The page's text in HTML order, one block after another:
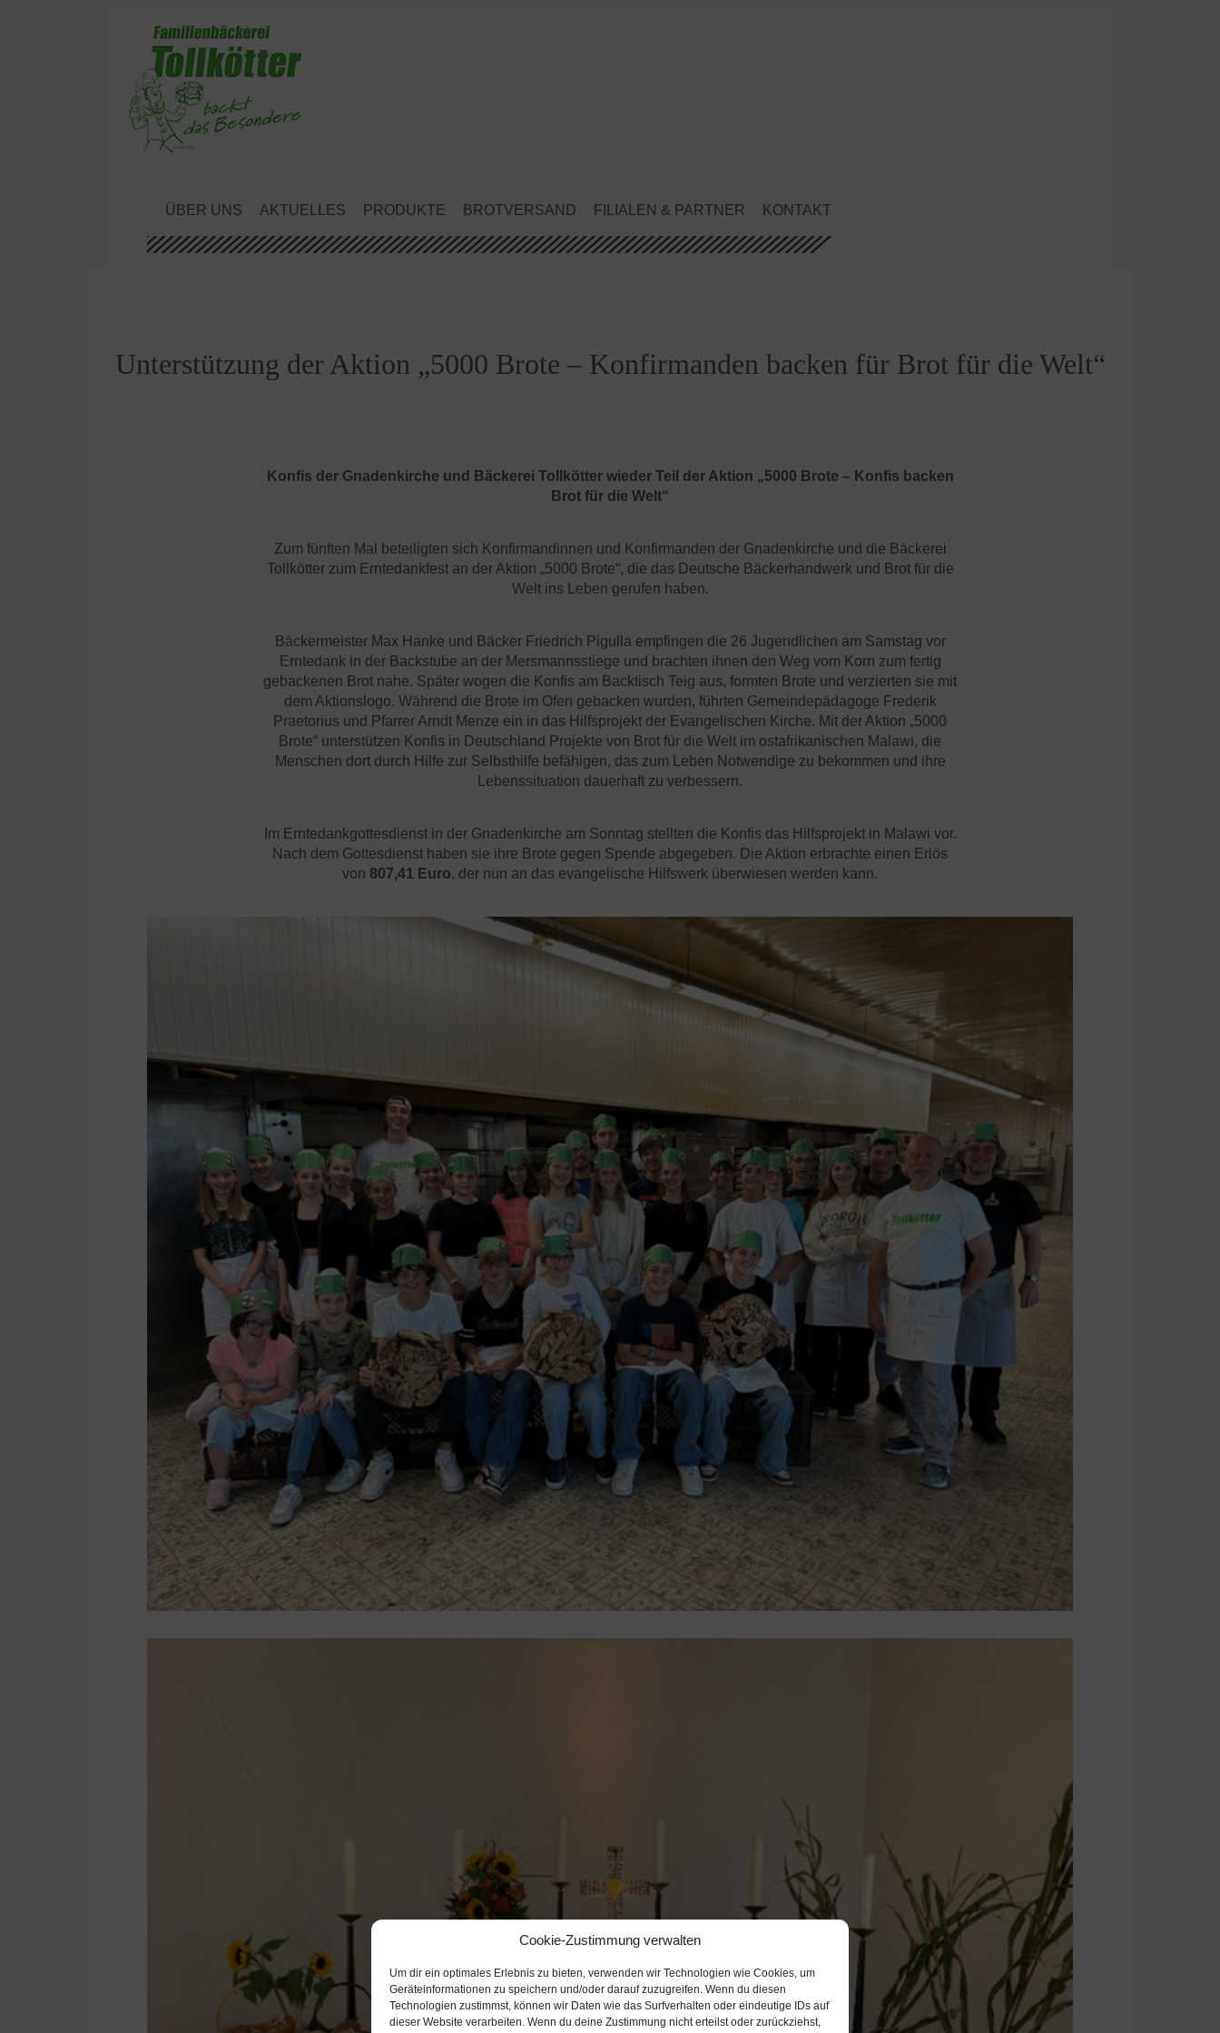
Cookie-Zustimmung verwalten
Um dir ein optimales Erlebnis zu bieten, verwenden wir Technologien wie Cookies, um
Geräteinformationen zu speichern und/oder darauf zuzugreifen. Wenn du diesen
Technologien zustimmst, können wir Daten wie das Surfverhalten oder eindeutige IDs auf
dieser Website verarbeiten. Wenn du deine Zustimmung nicht erteilst oder zurückziehst,
ÜBER UNS AKTUELLES PRODUKTE BROTVERSAND FILIALEN & PARTNER KONTAKT
Unterstützung der Aktion „5000 Brote – Konfirmanden backen für Brot für die Welt“
Konfis der Gnadenkirche und Bäckerei Tollkötter wieder Teil der Aktion „5000 Brote – Konfis backen
Brot für die Welt“
Zum fünften Mal beteiligten sich Konfirmandinnen und Konfirmanden der Gnadenkirche und die Bäckerei
Tollkötter zum Erntedankfest an der Aktion „5000 Brote“, die das Deutsche Bäckerhandwerk und Brot für die
Welt ins Leben gerufen haben.
Bäckermeister Max Hanke und Bäcker Friedrich Pigulla empfingen die 26 Jugendlichen am Samstag vor
Erntedank in der Backstube an der Mersmannsstiege und brachten ihnen den Weg vom Korn zum fertig
gebackenen Brot nahe. Später wogen die Konfis am Backtisch Teig aus, formten Brote und verzierten sie mit
dem Aktionslogo. Während die Brote im Ofen gebacken wurden, führten Gemeindepädagoge Frederik
Praetorius und Pfarrer Arndt Menze ein in das Hilfsprojekt der Evangelischen Kirche. Mit der Aktion „5000
Brote“ unterstützen Konfis in Deutschland Projekte von Brot für die Welt im ostafrikanischen Malawi, die
Menschen dort durch Hilfe zur Selbsthilfe befähigen, das zum Leben Notwendige zu bekommen und ihre
Lebenssituation dauerhaft zu verbessern.
Im Erntedankgottesdienst in der Gnadenkirche am Sonntag stellten die Konfis das Hilfsprojekt in Malawi vor.
Nach dem Gottesdienst haben sie ihre Brote gegen Spende abgegeben. Die Aktion erbrachte einen Erlös
von 807,41 Euro, der nun an das evangelische Hilfswerk überwiesen werden kann.